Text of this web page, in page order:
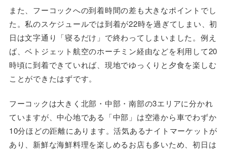
また、フーコックへの到着時間の差も大きなポイントでし
た。私のスケジュールでは到着が22時を過ぎてしまい、初
日は文字通り「寝るだけ」で終わってしまいました。例え
ば、ベトジェット航空のホーチミン経由などを利用して20
時頃に到着できていれば、現地でゆっくりと夕食を楽しむ
ことができたはずです。
フーコックは大きく北部・中部・南部の3エリアに分かれ
ていますが、中心地である「中部」は空港から車でわずか
10分ほどの距離にあります。活気あるナイトマーケットが
あり、新鮮な海鮮料理を楽しめるお店も多いため、初日は